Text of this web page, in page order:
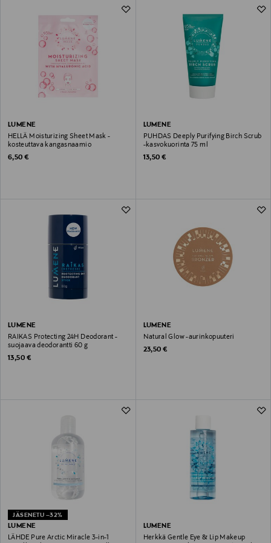
LUMENE
HELLÄ Moisturizing Sheet Mask -
kosteuttava kangasnaamio
Original Price
6,50 €
LUMENE
PUHDAS Deeply Purifying Birch Scrub
-kasvokuorinta 75 ml
Original Price
13,50 €
LUMENE
RAIKAS Protecting 24H Deodorant -
suojaava deodorantti 60 g
Original Price
13,50 €
LUMENE
Natural Glow -aurinkopuuteri
Original Price
23,50 €
JÄSENETU –32%
LUMENE
LÄHDE Pure Arctic Miracle 3-in-1
LUMENE
Herkkä Gentle Eye & Lip Makeup